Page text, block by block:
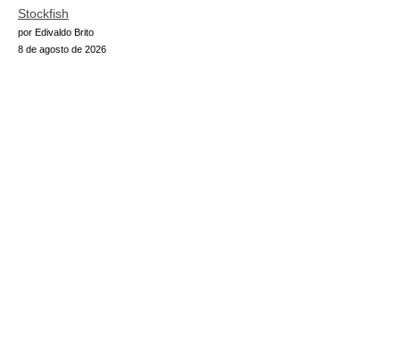
Stockfish
por Edivaldo Brito
8 de agosto de 2026